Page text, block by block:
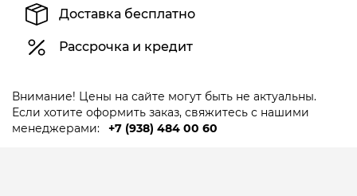
Доставка бесплатно
Рассрочка и кредит
Внимание! Цены на сайте могут быть не актуальны.
Если хотите оформить заказ, свяжитесь с нашими
менеджерами:
+7 (938) 484 00 60